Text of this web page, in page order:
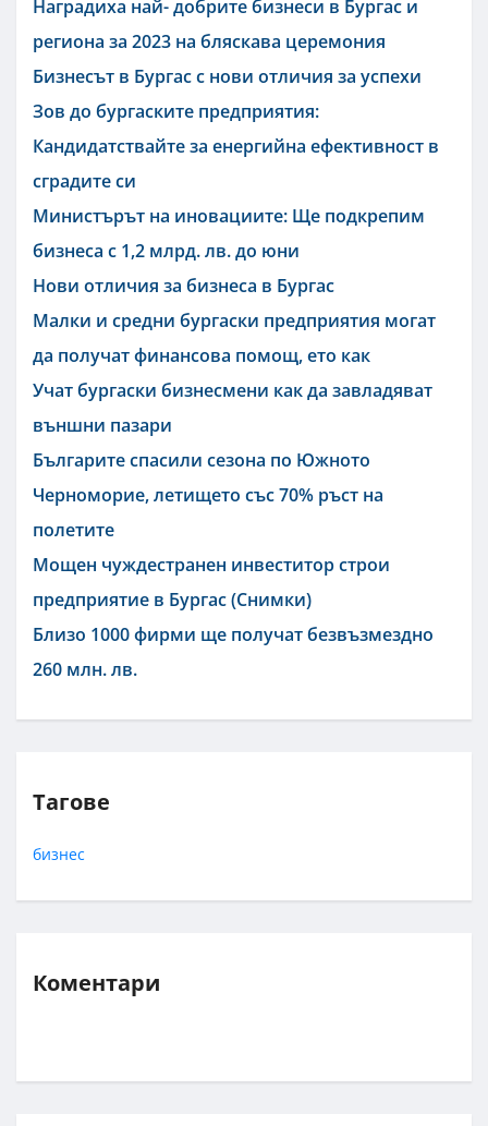
Наградиха най- добрите бизнеси в Бургас и
региона за 2023 на бляскава церемония
Бизнесът в Бургас с нови отличия за успехи
Зов до бургаските предприятия:
Кандидатствайте за енергийна ефективност в
сградите си
Министърът на иновациите: Ще подкрепим
бизнеса с 1,2 млрд. лв. до юни
Нови отличия за бизнеса в Бургас
Малки и средни бургаски предприятия могат
да получат финансова помощ, ето как
Учат бургаски бизнесмени как да завладяват
външни пазари
Българите спасили сезона по Южното
Черноморие, летището със 70% ръст на
полетите
Мощен чуждестранен инвеститор строи
предприятие в Бургас (Снимки)
Близо 1000 фирми ще получат безвъзмездно
260 млн. лв.
Тагове
бизнес
Коментари